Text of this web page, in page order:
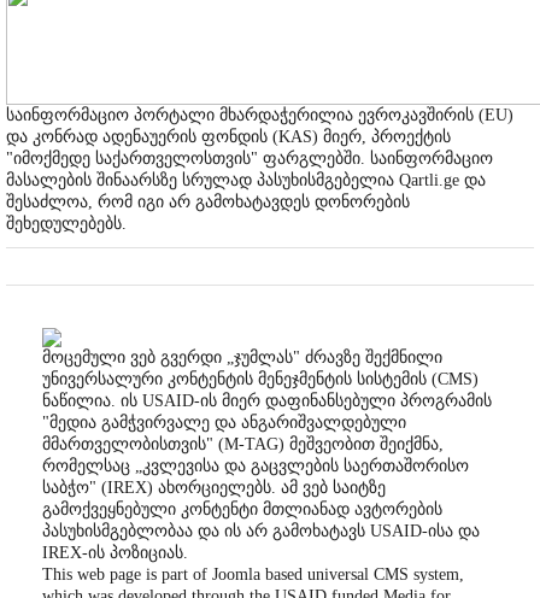
საინფორმაციო პორტალი მხარდაჭერილია ევროკავშირის (EU)
და კონრად ადენაუერის ფონდის (KAS) მიერ, პროექტის
"იმოქმედე საქართველოსთვის" ფარგლებში. საინფორმაციო
მასალების შინაარსზე სრულად პასუხისმგებელია Qartli.ge და
შესაძლოა, რომ იგი არ გამოხატავდეს დონორების
შეხედულებებს.
მოცემული ვებ გვერდი „ჯუმლას" ძრავზე შექმნილი
უნივერსალური კონტენტის მენეჯმენტის სისტემის (CMS)
ნაწილია. ის USAID-ის მიერ დაფინანსებული პროგრამის
"მედია გამჭვირვალე და ანგარიშვალდებული
მმართველობისთვის" (M-TAG) მეშვეობით შეიქმნა,
რომელსაც „კვლევისა და გაცვლების საერთაშორისო
საბჭო" (IREX) ახორციელებს. ამ ვებ საიტზე
გამოქვეყნებული კონტენტი მთლიანად ავტორების
პასუხისმგებლობაა და ის არ გამოხატავს USAID-ისა და
IREX-ის პოზიციას.
This web page is part of Joomla based universal CMS system,